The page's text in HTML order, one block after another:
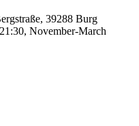
39288 Burg
November-March